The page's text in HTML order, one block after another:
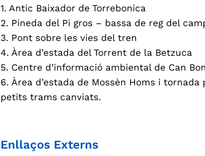
1. Antic Baixador de Torrebonica
2. Pineda del Pi gros – bassa de reg del
3. Pont sobre les vies del tren
4. Àrea d’estada del Torrent de la Betzuca
5. Centre d’informació ambiental de Can
6. Àrea d’estada de Mossèn Homs i
petits trams canviats.
Enllaços Externs